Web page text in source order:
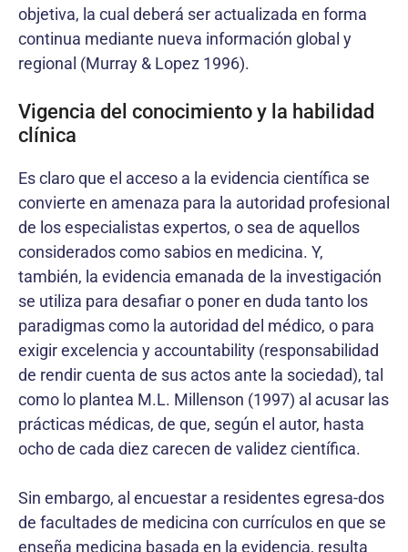
objetiva, la cual deberá ser actualizada en forma
continua mediante nueva información global y
regional (Murray & Lopez 1996).
Vigencia del conocimiento y la habilidad
clínica
Es claro que el acceso a la evidencia científica se
convierte en amenaza para la autoridad profesional
de los especialistas expertos, o sea de aquellos
considerados como sabios en medicina. Y,
también, la evidencia emanada de la investigación
se utiliza para desafiar o poner en duda tanto los
paradigmas como la autoridad del médico, o para
exigir excelencia y accountability (responsabilidad
de rendir cuenta de sus actos ante la sociedad), tal
como lo plantea M.L. Millenson (1997) al acusar las
prácticas médicas, de que, según el autor, hasta
ocho de cada diez carecen de validez científica.
Sin embargo, al encuestar a residentes egresa-dos
de facultades de medicina con currículos en que se
enseña medicina basada en la evidencia, resulta